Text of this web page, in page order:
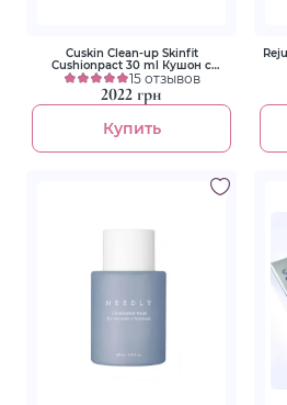
Cuskin Clean-up Skinfit
Cushionpact 30 ml Кушон с
запаской Тон 21
15 отзывов
2022 грн
Купить